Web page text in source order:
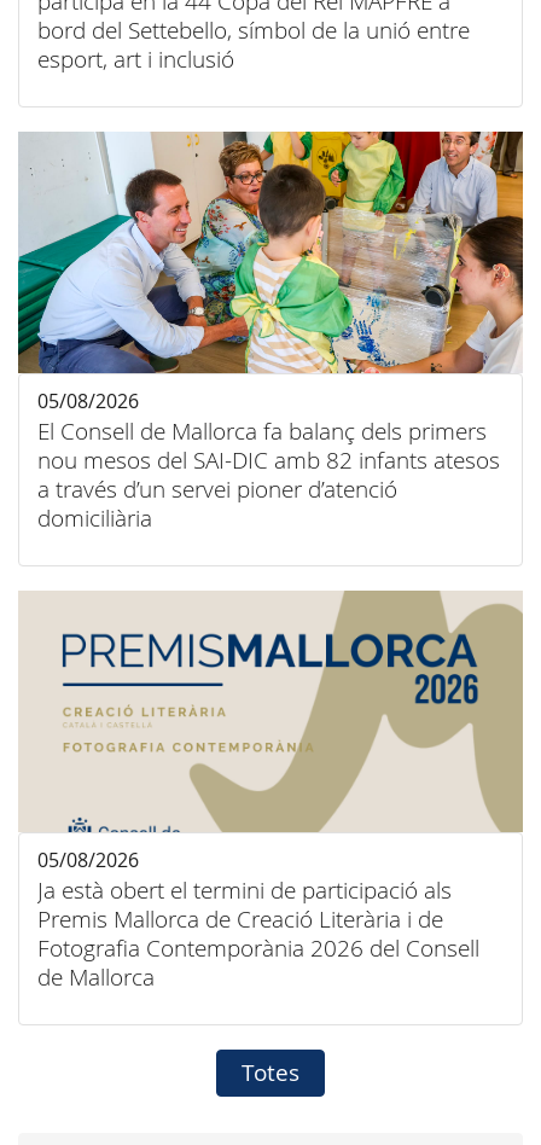
bord del Settebello, símbol de la unió entre
esport, art i inclusió
El Consell de Mallorca fa balanç dels primers
nou mesos del SAI-DIC amb 82 infants atesos
a través d’un servei pioner d’atenció
domiciliària
05/08/2026
Ja està obert el termini de participació als
Premis Mallorca de Creació Literària i de
Fotografia Contemporània 2026 del Consell
de Mallorca
05/08/2026
Totes